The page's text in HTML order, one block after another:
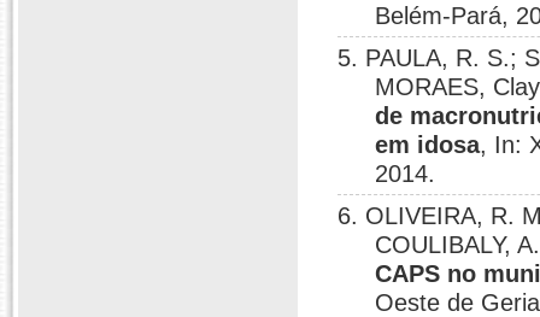
Belém-Pará,
5. PAULA, R. S.;
MORAES,
de
em idosa, In:
2014.
6. OLIVEIRA, R.
COULIBALY,
CAPS no
Oeste de